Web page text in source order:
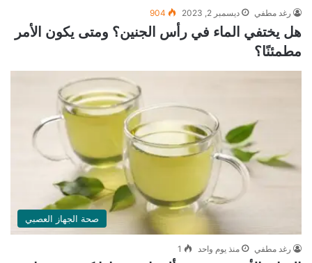
رغد مطفي ديسمبر 2, 2023 904
هل يختفي الماء في رأس الجنين؟ ومتى يكون الأمر
مطمئنًا؟
صحة الجهاز العصبي
رغد مطفي منذ يوم واحد 1